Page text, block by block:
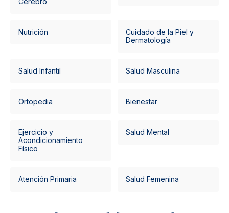
Nutrición
Cuidado de la Piel y
Dermatología
Salud Infantil Salud Masculina
Ortopedia Bienestar
Ejercicio y
Acondicionamiento
Físico
Salud Mental
Atención Primaria Salud Femenina